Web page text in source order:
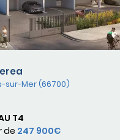
sur-Mer (66700)
T4
de 247 900€